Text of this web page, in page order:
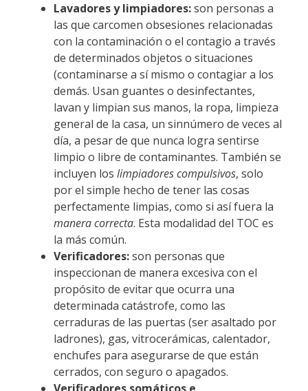
Lavadores y limpiadores:son personas a
las que carcomen obsesiones relacionadas
con la contaminación o el contagio a través
de determinados objetos o situaciones
(contaminarse a sí mismo o contagiar a los
demás. Usan guantes o desinfectantes,
lavan y limpian sus manos, la ropa, limpieza
general de la casa, un sinnúmero de veces al
día, a pesar de que nunca logra sentirse
limpio o libre de contaminantes. También se
incluyen los limpiadores compulsivos, solo
por el simple hecho de tener las cosas
perfectamente limpias, como si así fuera la
manera correcta. Esta modalidad del TOC es
la más común.
Verificadores:son personas que
inspeccionan de manera excesiva con el
propósito de evitar que ocurra una
determinada catástrofe, como las
cerraduras de las puertas (ser asaltado por
ladrones), gas, vitrocerámicas, calentador,
enchufes para asegurarse de que están
cerrados, con seguro o apagados.